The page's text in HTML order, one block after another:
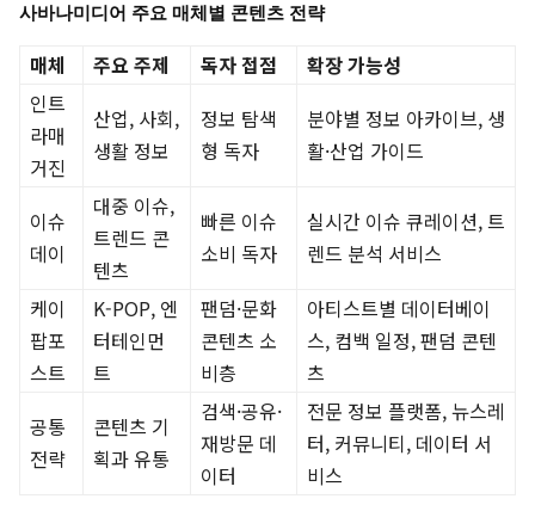
사바나미디어 주요 매체별 콘텐츠 전략
매체 주요 주제 독자 접점
확장 가능성
인트
라매
거진
산업, 사회,
생활 정보
정보 탐색
형 독자
분야별 정보 아카이브, 생
활·산업 가이드
이슈
데이
대중 이슈,
트렌드 콘
텐츠
빠른 이슈
소비 독자
실시간 이슈 큐레이션, 트
렌드 분석 서비스
케이
팝포
스트
K-POP, 엔
터테인먼
트
팬덤·문화
콘텐츠 소
비층
아티스트별 데이터베이
스, 컴백 일정, 팬덤 콘텐
츠
공통
전략
콘텐츠 기
획과 유통
검색·공유·
재방문 데
이터
전문 정보 플랫폼, 뉴스레
터, 커뮤니티, 데이터 서
비스